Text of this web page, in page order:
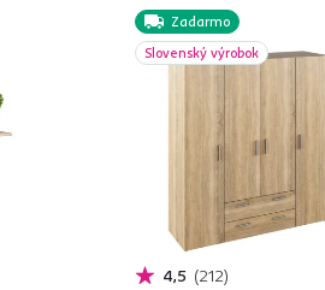
Zadarmo
Slovenský výrobok
4,5 212